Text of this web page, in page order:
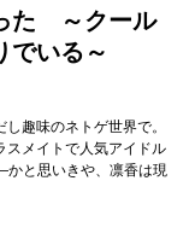
た ～クール
でいる～
趣味のネトゲ世界で。
スメイトで人気アイドル
と思いきや、凛香は現